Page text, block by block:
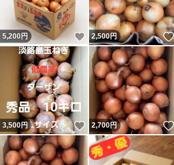
5,200円 いいね！
2,500円
3,500円 いいね！
2,700円